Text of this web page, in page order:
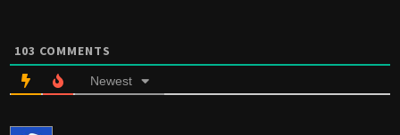
103 COMMENTS
Newest